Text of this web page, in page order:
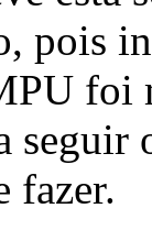
pois
foi
fazer.